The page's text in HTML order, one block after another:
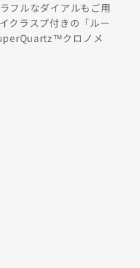
フルなダイアルもご用
クラスプ付きの「ルー
クロノメ